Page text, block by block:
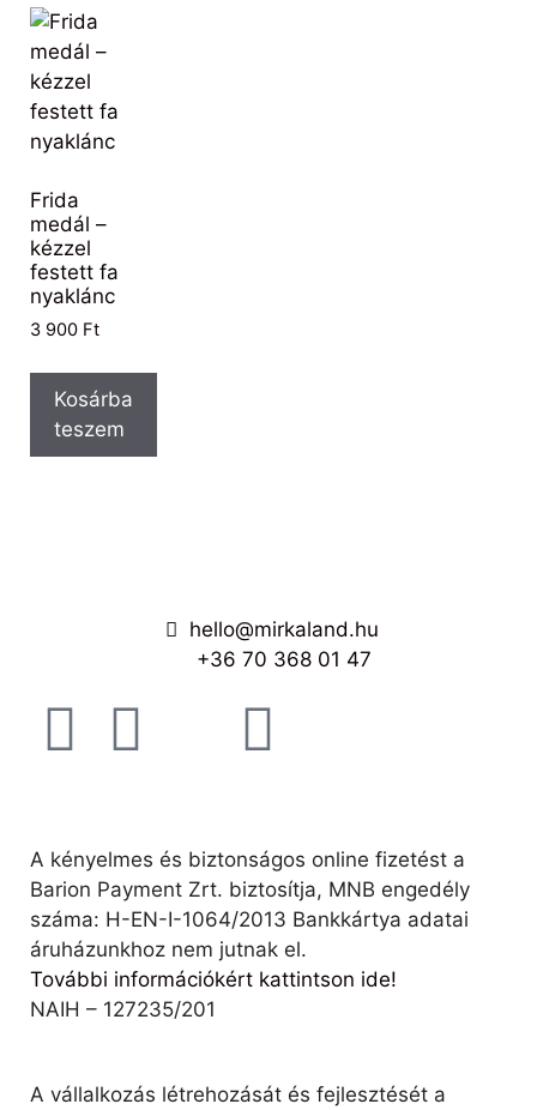
Frida
medál –
kézzel
festett fa
nyaklánc
3 900 Ft
Kosárba
teszem
hello@mirkaland.hu
+36 70 368 01 47
A kényelmes és biztonságos online fizetést a
Barion Payment Zrt. biztosítja, MNB engedély
száma: H-EN-I-1064/2013 Bankkártya adatai
áruházunkhoz nem jutnak el.
További információkért kattintson ide!
NAIH – 127235/201
A vállalkozás létrehozását és fejlesztését a